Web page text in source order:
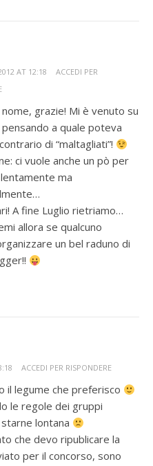
AT 12:18
ACCEDI PER
nome, grazie! Mi è venuto su
a quale poteva
di “maltagliati”!
ci vuole anche un pò per
ma
A fine Luglio rietriamo…
allora se qualcuno
un bel raduno di
ACCEDI PER RISPONDERE
il legume che preferisco
le regole dei gruppi
lontana
che devo ripublicare la
per il concorso, sono